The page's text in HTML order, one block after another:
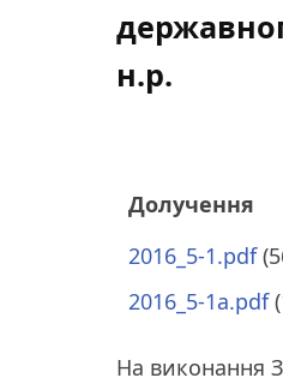
н.р.
Долучення
2016_5-1.pdf
2016_5-1a.pdf
На виконання